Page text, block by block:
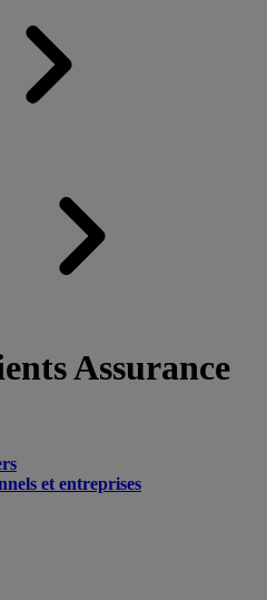
Assurance
et entreprises